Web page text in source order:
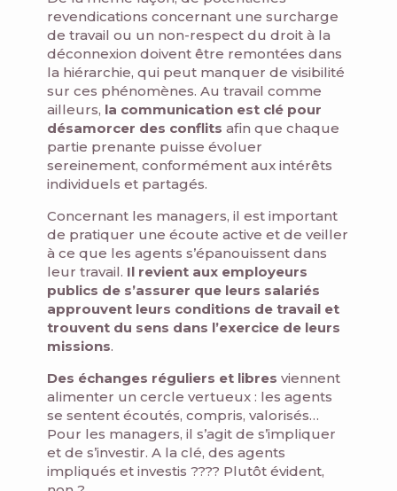
revendications concernant une surcharge
de travail ou un non-respect du droit à la
déconnexion doivent être remontées dans
la hiérarchie, qui peut manquer de visibilité
sur ces phénomènes. Au travail comme
ailleurs, la communication est clé pour
désamorcer des conflits afin que chaque
partie prenante puisse évoluer
sereinement, conformément aux intérêts
individuels et partagés.
Concernant les managers, il est important
de pratiquer une écoute active et de veiller
à ce que les agents s’épanouissent dans
leur travail. Il revient aux employeurs
publics de s’assurer que leurs salariés
approuvent leurs conditions de travail et
trouvent du sens dans l’exercice de leurs
missions.
Des échanges réguliers et libres viennent
alimenter un cercle vertueux : les agents
se sentent écoutés, compris, valorisés…
Pour les managers, il s’agit de s’impliquer
et de s’investir. A la clé, des agents
impliqués et investis ???? Plutôt évident,